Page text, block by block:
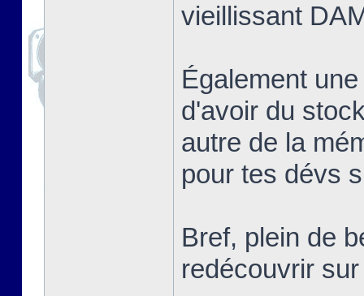
vieillissant
Également
d'avoir du
autre de la
pour tes dévs
Bref, plein de
redécouvrir